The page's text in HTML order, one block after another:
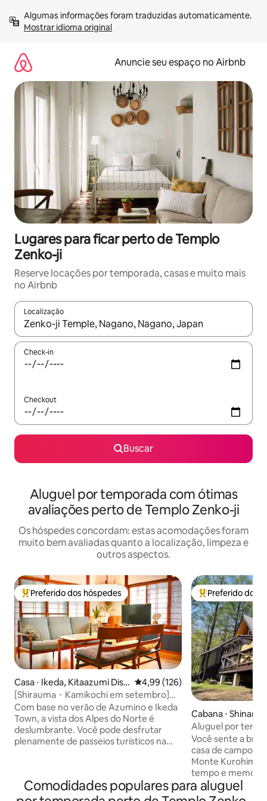
para
Mostrar idioma original
Anuncie seu espaço no Airbnb
Lugares para ficar perto de Templo
Zenko-ji
Reserve locações por temporada, casas e muito mais
no Airbnb
Localização
Quando os resultados estiverem disponíveis, explore-os
Check-in
Checkout
Buscar
Aluguel por temporada com ótimas
avaliações perto de Templo Zenko-ji
Os hóspedes concordam: estas acomodações foram
muito bem avaliadas quanto a localização, limpeza e
outros aspectos.
Entre os melhores preferidos dos hóspedes
Preferido dos hóspedes
Casa ⋅ Ikeda, Kitaazumi Dist
rict
4,99 de uma avaliação média de
4,99 (126)
[Shirauma・Kamikochi em setembro]
Máximo de 12 pessoas – Casa inteira para
alugar | 2 saunas autênticas
Com base no verão de Azumino e Ikeda
Town, a vista dos Alpes do Norte é
deslumbrante. Você pode desfrutar
plenamente de passeios turísticos na
de agosto a setembro, o verão é uma
estação em que você pode desfrutar da
Entre os
Preferido dos
Cabana ⋅ Shinano
Aluguel por
Você sente a
casa de campo
Monte
tempo e
seus amigos, as
ou com sua
Comodidades populares para aluguel